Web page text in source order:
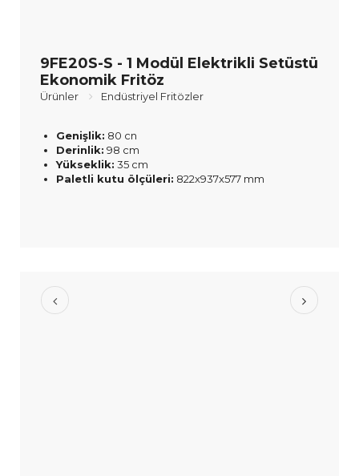
9FE20S-S - 1 Modül Elektrikli Setüstü
Ekonomik Fritöz
Ürünler Endüstriyel Fritözler
Genişlik: 80 cn
Derinlik: 98 cm
Yükseklik: 35 cm
Paletli kutu ölçüleri: 822x937x577 mm